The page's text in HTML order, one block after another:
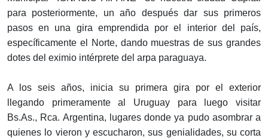
para posteriormente, un año después dar sus primeros
pasos en una gira emprendida por el interior del país,
específicamente el Norte, dando muestras de sus grandes
dotes del eximio intérprete del arpa paraguaya.
A los seis años, inicia su primera gira por el exterior
llegando primeramente al Uruguay para luego visitar
Bs.As., Rca. Argentina, lugares donde ya pudo asombrar a
quienes lo vieron y escucharon, sus genialidades, su corta